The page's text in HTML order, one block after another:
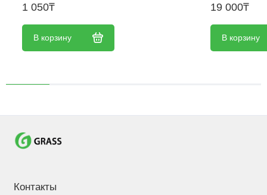
1 050₸
В корзину
19 000₸
В корзину
Контакты